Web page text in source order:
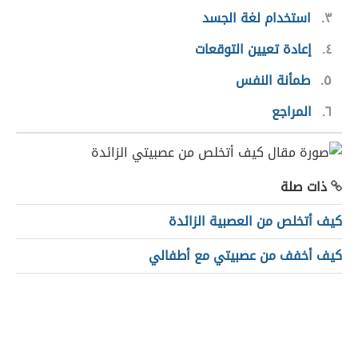
٣
استخدام لغة الجسد
٤ إعادة تعيين التوقعات
٥ طمأنة النفس
٦ المراجع
ذات صلة
كيف أتخلص من العصبية الزائدة
كيف أخفف من عصبيتي مع أطفالي